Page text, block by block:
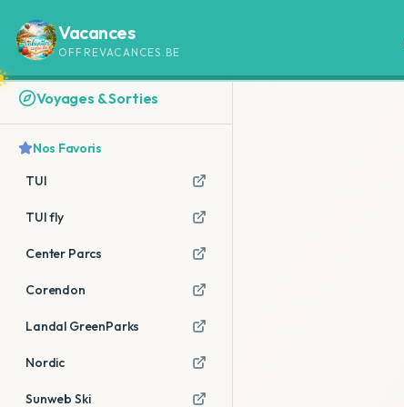
Vacances
OFFREVACANCES.BE
Voyages & Sorties
Nos Favoris
TUI
TUI fly
Center Parcs
Corendon
Landal GreenParks
Nordic
Sunweb Ski